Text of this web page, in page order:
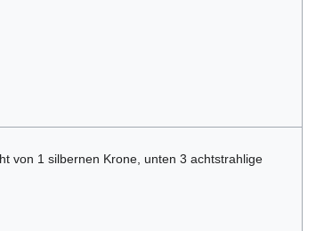
von 1 silbernen Krone, unten 3 achtstrahlige